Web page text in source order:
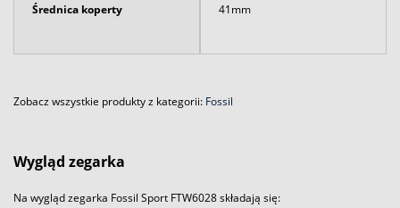
Średnica koperty 41mm
Zobacz wszystkie produkty z kategorii: Fossil
Wygląd zegarka
Na wygląd zegarka Fossil Sport FTW6028 składają się: